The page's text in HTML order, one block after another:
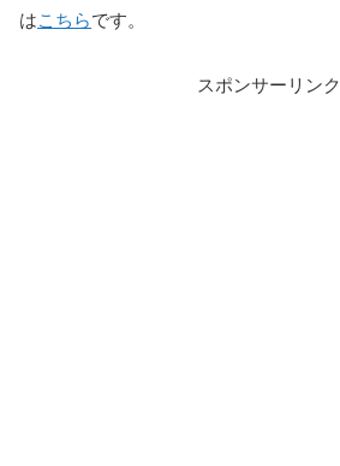
はこちらです。
スポンサーリンク